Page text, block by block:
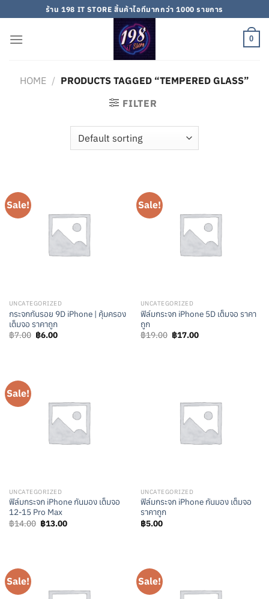
to
content
ร้าน 198 IT STORE สิ้นค้าไอทีมากกว่า 1000 รายการ
0
HOME / PRODUCTS TAGGED “TEMPERED GLASS”
FILTER
Sale!
UNCATEGORIZED
กระจกกันรอย 9D iPhone | คุ้มครอง
เต็มจอ ราคาถูก
฿7.00 Original
price
฿6.00Current
Sale!
UNCATEGORIZED
ฟิล์มกระจก iPhone 5D เต็มจอ ราคา
ถูก
฿19.00 Original
price
฿17.00Current
Sale!
UNCATEGORIZED
ฟิล์มกระจก iPhone กันมอง เต็มจอ
12-15 Pro Max
฿14.00 Original
price
฿13.00Current
UNCATEGORIZED
ฟิล์มกระจก iPhone กันมอง เต็มจอ
ราคาถูก
฿5.00
Sale! Sale!